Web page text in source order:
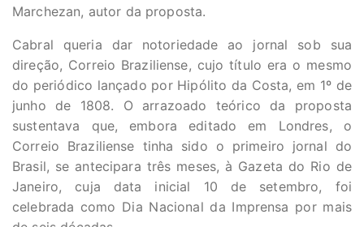
Marchezan, autor da proposta.
Cabral queria dar notoriedade ao jornal sob sua
direção, Correio Braziliense, cujo título era o mesmo
do periódico lançado por Hipólito da Costa, em 1º de
junho de 1808. O arrazoado teórico da proposta
sustentava que, embora editado em Londres, o
Correio Braziliense tinha sido o primeiro jornal do
Brasil, se antecipara três meses, à Gazeta do Rio de
Janeiro, cuja data inicial 10 de setembro, foi
celebrada como Dia Nacional da Imprensa por mais